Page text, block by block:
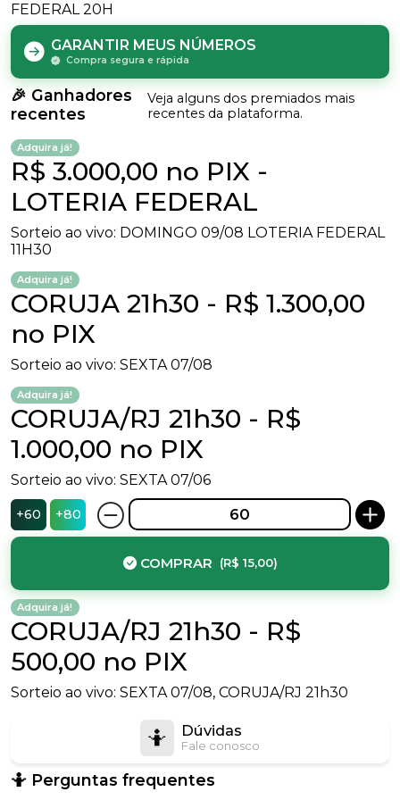
FEDERAL 20H
GARANTIR MEUS NÚMEROS
Compra segura e rápida
🎉 Ganhadores
recentes
Veja alguns dos premiados mais
recentes da plataforma.
Adquira já!
R$ 3.000,00 no PIX -
LOTERIA FEDERAL
Sorteio ao vivo: DOMINGO 09/08 LOTERIA FEDERAL
11H30
Adquira já!
CORUJA 21h30 - R$ 1.300,00
no PIX
Sorteio ao vivo: SEXTA 07/08
Adquira já!
CORUJA/RJ 21h30 - R$
1.000,00 no PIX
Sorteio ao vivo: SEXTA 07/06
+60 +80
COMPRAR (R$ 15,00)
Adquira já!
CORUJA/RJ 21h30 - R$
500,00 no PIX
Sorteio ao vivo: SEXTA 07/08, CORUJA/RJ 21h30
🤷 Dúvidas
Fale conosco
🤷 Perguntas frequentes